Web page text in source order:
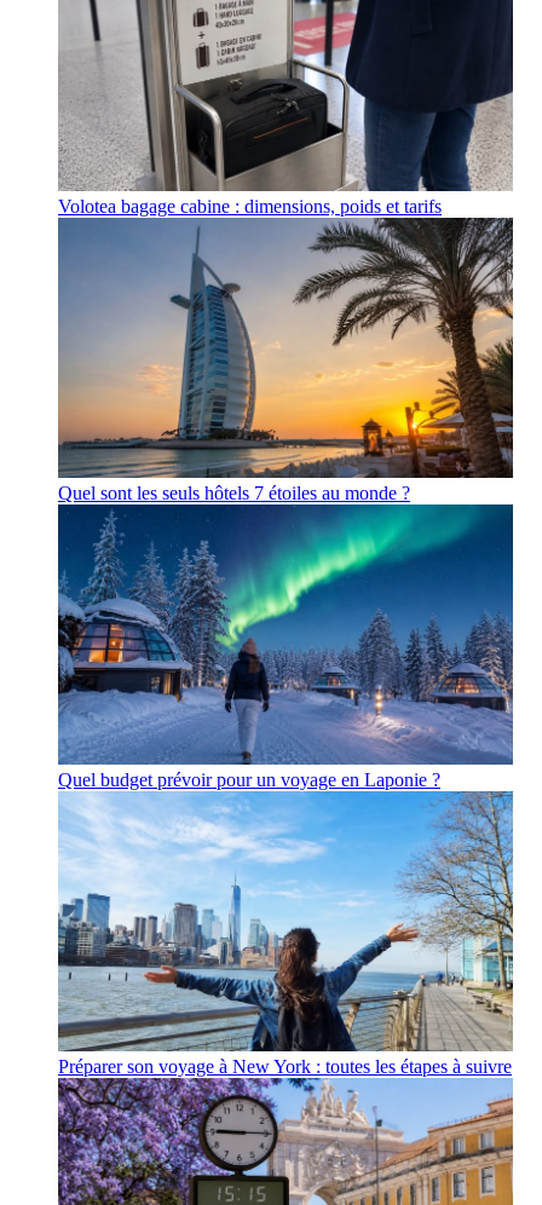
Volotea bagage cabine : dimensions, poids et tarifs
Quel sont les seuls hôtels 7 étoiles au monde ?
Quel budget prévoir pour un voyage en Laponie ?
Préparer son voyage à New York : toutes les étapes à suivre